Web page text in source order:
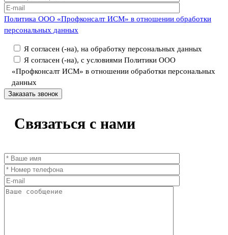
Политика ООО «Профконсалт ИСМ» в отношении обработки
персональных данных
Я согласен (-на), на обработку персональных данных
Я согласен (-на), с условиями Политики ООО
«Профконсалт ИСМ» в отношении обработки персональных
данных
Связаться с нами